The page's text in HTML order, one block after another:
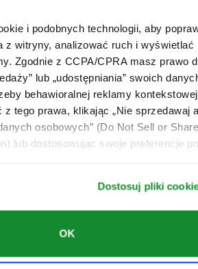
i podobnych technologii, aby
z witryny, analizować ruch i wyświetlać
Zgodnie z CCPA/CPRA masz prawo
lub „udostępniania” swoich
behawioralnej reklamy
tego prawa, klikając „Nie sprzedawaj
osobowych” (Do Not Sell or
lub dostosowując swoje preferencje
Dostosuj pliki
OK
'AL-GHAZALI RIYADH'
RIYADH
the 'AL-GHAZALI RIYADH'